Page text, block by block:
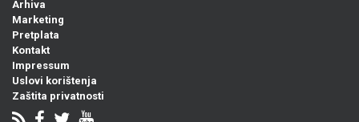
Arhiva
Marketing
Pretplata
Kontakt
Impressum
Uslovi korištenja
Zaštita privatnosti